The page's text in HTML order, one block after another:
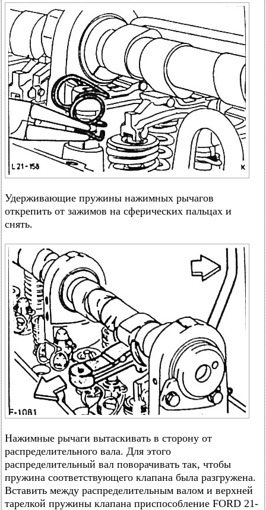
Удерживающие пружины нажимных рычагов
открепить от зажимов на сферических пальцах и
снять.
Нажимные рычаги вытаскивать в сторону от
распределительного вала. Для этого
распределительный вал поворачивать так, чтобы
пружина соответствующего клапана была разгружена.
Вставить между распределительным валом и верхней
тарелкой пружины клапана приспособление FORD 21-